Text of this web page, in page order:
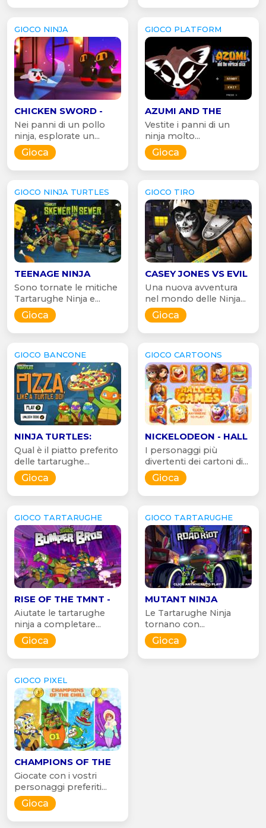
GIOCO NINJA
CHICKEN SWORD -
Nei panni di un pollo
ninja, esplorate un...
Gioca
GIOCO PLATFORM
AZUMI AND THE
Vestite i panni di un
ninja molto...
Gioca
GIOCO NINJA TURTLES
TEENAGE NINJA
Sono tornate le mitiche
Tartarughe Ninja e...
Gioca
GIOCO TIRO
CASEY JONES VS EVIL
Una nuova avventura
nel mondo delle Ninja...
Gioca
GIOCO BANCONE
NINJA TURTLES:
Qual è il piatto preferito
delle tartarughe...
Gioca
GIOCO CARTOONS
NICKELODEON - HALL
I personaggi più
divertenti dei cartoni di...
Gioca
GIOCO TARTARUGHE
RISE OF THE TMNT -
Aiutate le tartarughe
ninja a completare...
Gioca
GIOCO TARTARUGHE
MUTANT NINJA
Le Tartarughe Ninja
tornano con...
Gioca
GIOCO PIXEL
CHAMPIONS OF THE
Giocate con i vostri
personaggi preferiti...
Gioca